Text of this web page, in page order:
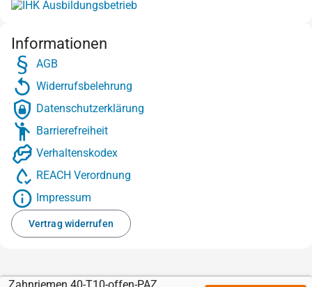
Informationen
AGB
Widerrufsbelehrung
Datenschutzerklärung
Barrierefreiheit
Verhaltenskodex
REACH Verordnung
Impressum
Vertrag widerrufen